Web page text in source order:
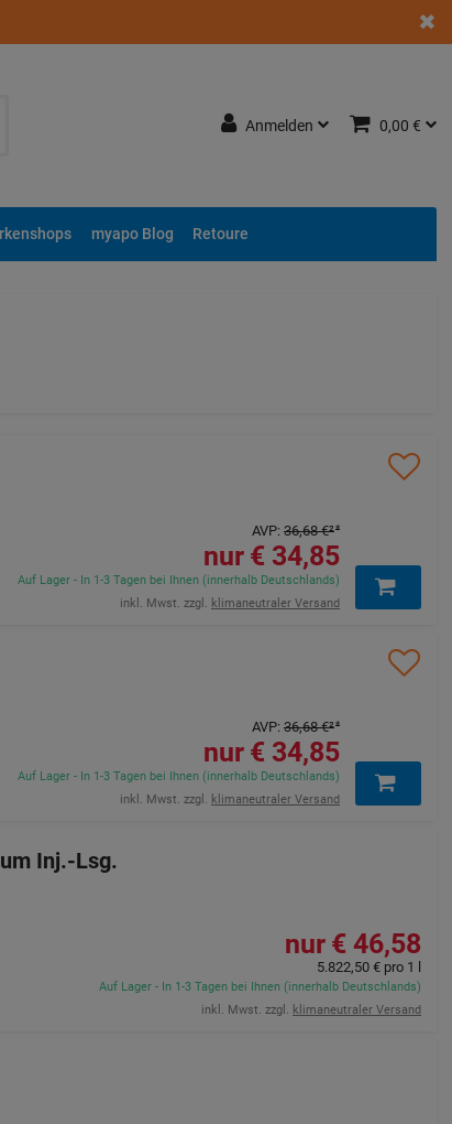
Anmelden 0,00 €
myapo Blog Retoure
34,85 €
AVP: 36,68 €²
Auf Lager - In 1-3 Tagen bei Ihnen (innerhalb Deutschlands)
inkl. Mwst. zzgl. klimaneutraler Versand
34,85 €
AVP: 36,68 €²
Auf Lager - In 1-3 Tagen bei Ihnen (innerhalb Deutschlands)
inkl. Mwst. zzgl. klimaneutraler Versand
Inj.-Lsg.
46,58 €
Auf Lager - In 1-3 Tagen bei Ihnen (innerhalb Deutschlands)
inkl. Mwst. zzgl. klimaneutraler Versand
5.822,50 €pro 1 l